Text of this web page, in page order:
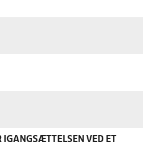
IGANGSÆTTELSEN VED ET